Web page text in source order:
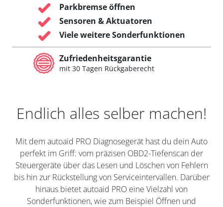
Parkbremse öffnen
Sensoren & Aktuatoren
Viele weitere Sonderfunktionen
Zufriedenheitsgarantie
mit 30 Tagen Rückgaberecht
Endlich alles selber machen!
Mit dem autoaid PRO Diagnosegerät hast du dein Auto
perfekt im Griff: vom präzisen OBD2-Tiefenscan der
Steuergeräte über das Lesen und Löschen von Fehlern
bis hin zur Rückstellung von Serviceintervallen. Darüber
hinaus bietet autoaid PRO eine Vielzahl von
Sonderfunktionen, wie zum Beispiel Öffnen und